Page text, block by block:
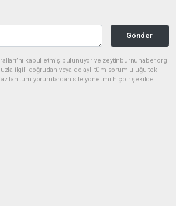
Gönder
kabul etmiş bulunuyor ve zeytinburnuhaber.org
ilgili doğrudan veya dolaylı tüm sorumluluğu tek
tüm yorumlardan site yönetimi hiçbir şekilde